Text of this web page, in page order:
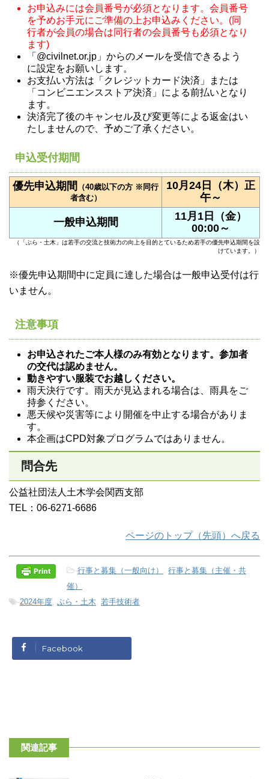
お申込みには会員番号が必須となります。会員番号
を予めお手元にご準備の上お申込みください。(同
行者が会員の場合は同行者の会員番号も必須となり
ます)
「@civilnet.or.jp」からのメールを受信できるよう
に設定をお願いします。
お支払い方法は「クレジットカード決済」または
「コンビニエンスストア決済」による前払いとなり
ます。
決済完了後のキャンセル及び変更等による返金はい
たしませんので、予めご了承ください。
申込受付期間
優先申込期間
（40歳以下の方 ※同行
者含む）
10月24日（木）正
午～
一般申込期間
11月1日（金）
00:00～
（「ぶら・土木」は若手の交流と技術力の向上を目的とているため若手の優先申込期間を設
けています。）
※優先申込期間中に定員に達した場合は一般申込受付は行
いません。
注意事項
お申込されたご本人様のみ有効となります。参加者
の交代は認めません。
動きやすい服装でお越しください。
雨天決行です。雨天が見込まれる場合は、雨具をご
持参ください。
悪天候や災害等により開催を中止する場合がありま
す。
本企画はCPD対象プログラムではありません。
問合先
公益社団法人土木学会関西支部
TEL：06-6271-6686
ページのトップ（先頭）へ戻る
-行事と募集（一般向け） , 行事と募集（主催・共
催）
-2024年度, ぶら・土木, 若手技術者
Facebook
関連記事